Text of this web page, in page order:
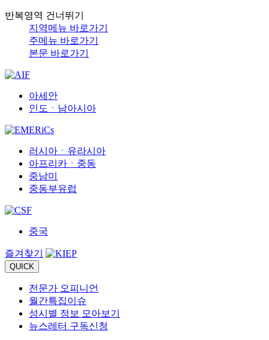
반복영역 건너뛰기
지역메뉴 바로가기
주메뉴 바로가기
본문 바로가기
아세안
인도ㆍ남아시아
러시아ㆍ유라시아
아프리카ㆍ중동
중남미
중동부유럽
중국
즐겨찾기
QUICK
전문가 오피니언
월간특집이슈
성시별 정보 모아보기
뉴스레터 구독신청